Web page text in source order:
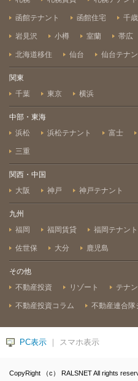
函館テナント 函館住宅 千歳
岩見沢 小樽 室蘭 帯広
北海道移住 仙台 仙台テナン
関東
千葉
東京 横浜
中部・東海
浜松
浜松テナント 富士
三重
関西・中国
大阪
神戸 神戸テナント
九州
福岡
福岡賃貸 福岡テナント
佐世保 大分 鹿児島
その他
不動産投資
リゾート テナ
不動産投資コラム 不動産連合隊
PC表示 ｜ スマホ表示
CopyRight （c） RALSNET All rights